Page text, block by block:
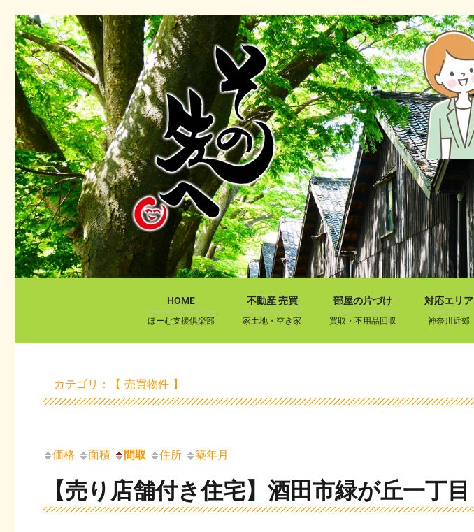
HOME
ほーむ支援倶楽部
不動産 売買
家土地・空き家
部屋の片づけ
買取・不用品回収
対応エリア
神奈川近郊
カテゴリ：【 売買物件 】
価格 面積 間取 住所 築年月
【売り店舗付き住宅】酒田市緑が丘一丁目